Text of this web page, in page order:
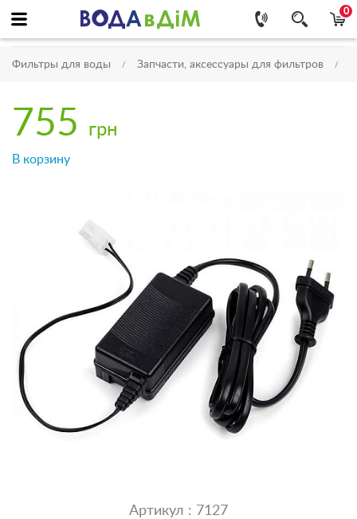
0
Фильтры для воды Запчасти, аксессуары для фильтров
755 грн
В корзину
Артикул : 7127